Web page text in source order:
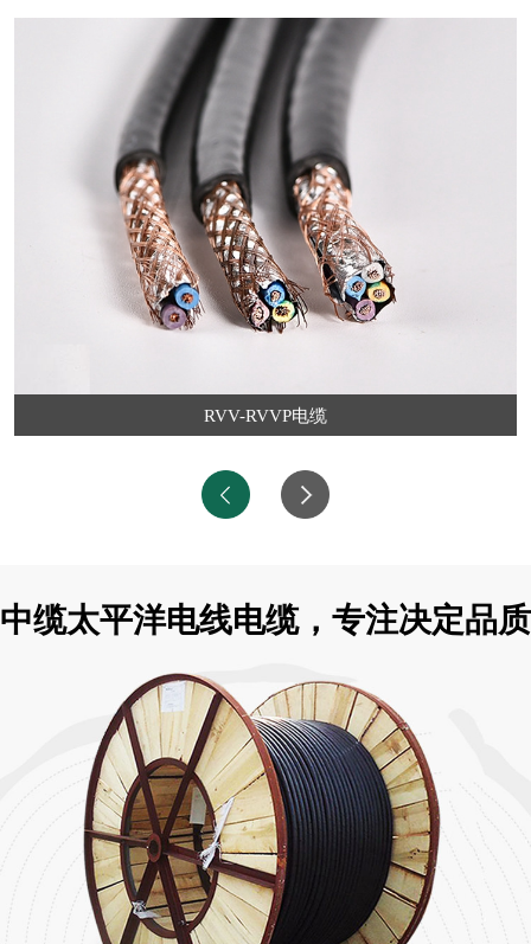
RVV-RVVP电缆
中缆太平洋电线电缆，专注决定品质